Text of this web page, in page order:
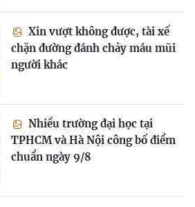
Xin vượt không được, tài xế
chặn đường đánh chảy máu mũi
người khác
Nhiều trường đại học tại
TPHCM và Hà Nội công bố điểm
chuẩn ngày 9/8